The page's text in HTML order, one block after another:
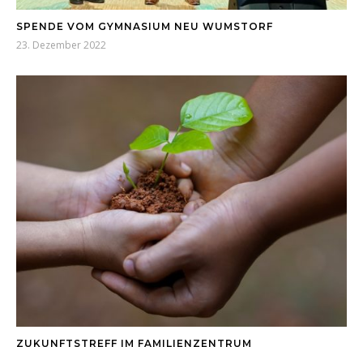
SPENDE VOM GYMNASIUM NEU WUMSTORF
23. Dezember 2022
ZUKUNFTSTREFF IM FAMILIENZENTRUM